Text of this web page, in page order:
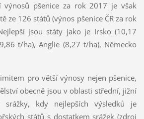
výnosů pšenice za rok 2017 je však
ze 126 států (výnos pšenice ČR za rok
jsou státy jako je Irsko (10,17
t/ha), Anglie (8,27 t/ha), Německo
pro větší výnosy nejen pšenice,
obecně jsou v oblasti střední, jižní
srážky, kdy nejlepších výsledků je
států s dostatkem srážek (zdroj